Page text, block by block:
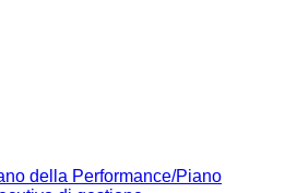
della Performance/Piano